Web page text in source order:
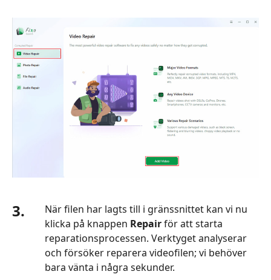
3.
När filen har lagts till i gränssnittet kan vi nu
klicka på knappen Repairför att starta
reparationsprocessen. Verktyget analyserar
och försöker reparera videofilen; vi behöver
bara vänta i några sekunder.